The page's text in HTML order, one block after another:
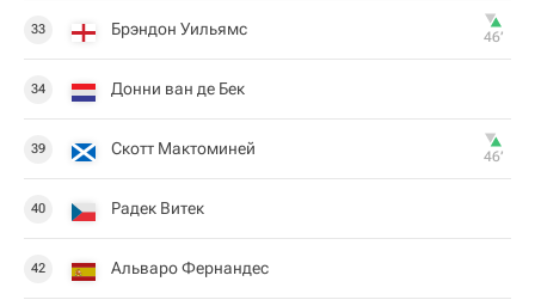
33 Брэндон Уильямс 46‎’‎
34 Донни ван де Бек
39 Скотт Мактоминей 46‎’‎
40 Радек Витек
42 Альваро Фернандес